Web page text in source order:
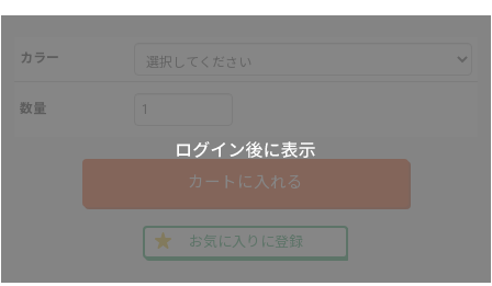
カラー
数量
カートに入れる
お気に入りに登録